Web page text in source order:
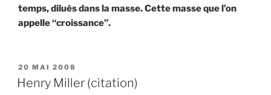
temps, dilués dans la masse. Cette masse que l’on
appelle “croissance”.
PUBLIÉ
LE
20 MAI 2008
Henry Miller (citation)